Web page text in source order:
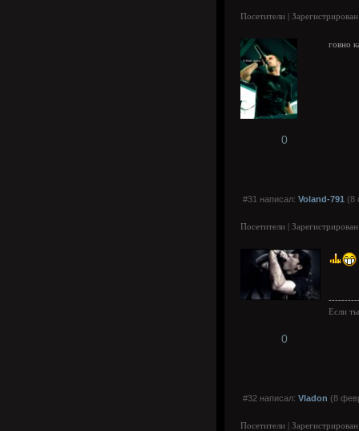
Посетители |
говно
0
#31 написал: Voland-791 (8
Посетители |
Если
0
#32 написал: Vladon (8
Посетители |